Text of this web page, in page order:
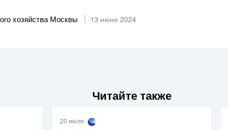
хозяйства Москвы 13 июня 2024
Читайте также
20 июля